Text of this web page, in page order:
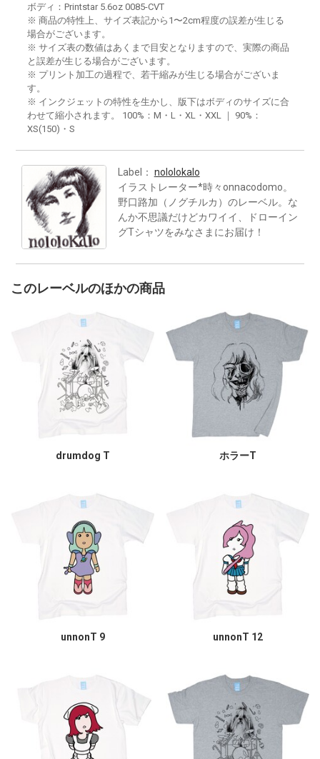
ボディ：Printstar 5.6oz 0085-CVT
※ 商品の特性上、サイズ表記から1〜2cm程度の誤差が生じる
場合がございます。
※ サイズ表の数値はあくまで目安となりますので、実際の商品
と誤差が生じる場合がございます。
※ プリント加工の過程で、若干縮みが生じる場合がございま
す。
※ インクジェットの特性を生かし、版下はボディのサイズに合
わせて縮小されます。 100%：M・L・XL・XXL ｜ 90%：
XS(150)・S
Label： nololokalo
イラストレーター*時々onnacodomo。
野口路加（ノグチルカ）のレーベル。な
んか不思議だけどカワイイ、ドローイン
グTシャツをみなさまにお届け！
このレーベルのほかの商品
drumdog T ホラーT
unnonT 9 unnonT 12